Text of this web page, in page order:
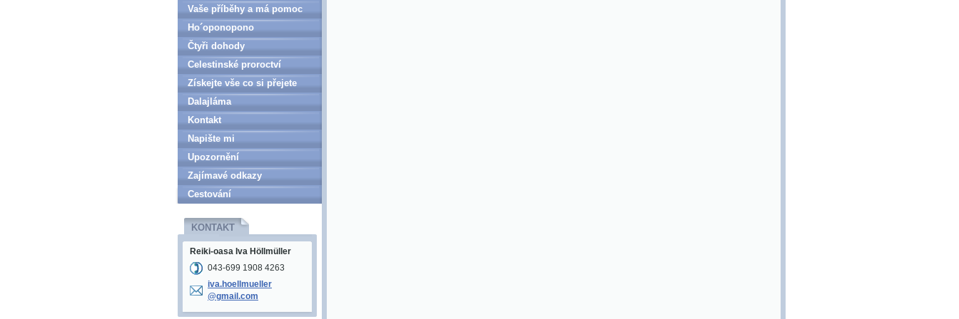
Vaše příběhy a má pomoc
Ho´oponopono
Čtyři dohody
Celestinské proroctví
Získejte vše co si přejete
Dalajláma
Kontakt
Napište mi
Upozornění
Zajímavé odkazy
Cestování
KONTAKT
Reiki-oasa Iva Höllmüller
043-699 1908 4263
iva.hoel lmueller
@gmail.com